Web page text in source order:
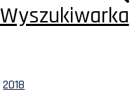
Wyszukiwarka
2018